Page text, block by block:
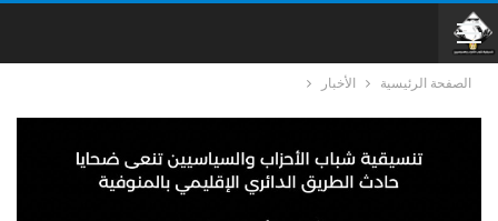
الصفحة الرئيسية الأخبار